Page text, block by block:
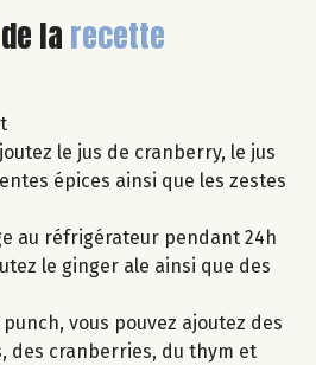
de la recette
le jus de cranberry, le jus
épices ainsi que les zestes
au réfrigérateur pendant 24h
le ginger ale ainsi que des
vous pouvez ajoutez des
des cranberries, du thym et